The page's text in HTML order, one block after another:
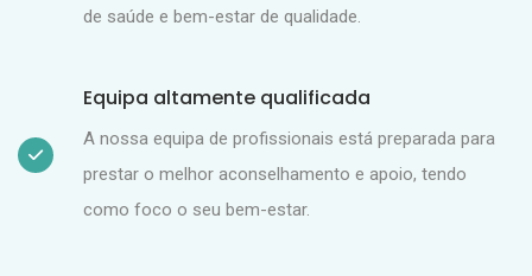
de saúde e bem-estar de qualidade.
Equipa altamente qualificada
A nossa equipa de profissionais está preparada para
prestar o melhor aconselhamento e apoio, tendo
como foco o seu bem-estar.